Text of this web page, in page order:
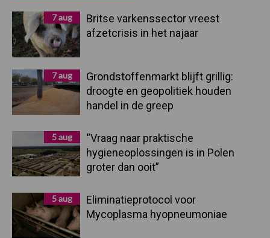
7 aug
Britse varkenssector vreest
afzetcrisis in het najaar
7 aug
Grondstoffenmarkt blijft grillig:
droogte en geopolitiek houden
handel in de greep
5 aug
“Vraag naar praktische
hygieneoplossingen is in Polen
groter dan ooit”
5 aug
Eliminatieprotocol voor
Mycoplasma hyopneumoniae